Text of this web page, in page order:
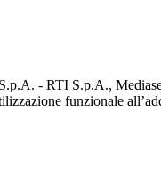
- RTI S.p.A.,
funzionale